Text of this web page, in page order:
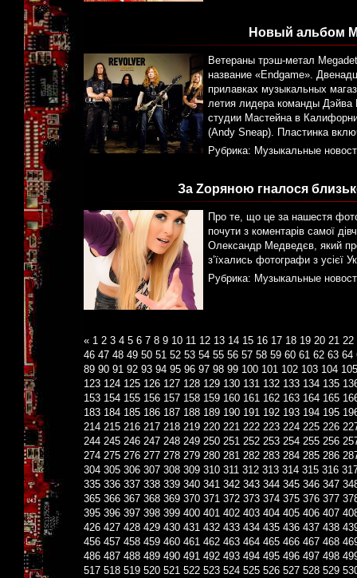
Новый альбом
Ветераны трэш-метал
название «Endgame».
прилавках музыкальных
летия лидера команды Дэйва
студии Мастейна в
(Andy Sneap). Пластинка
Рубрика: Музыкальные
За Zоряною гналося
Про те, що це за нашестя
почути з коментарів самої
Олександр Медведєв, який
з’їхались фотографи з усієї
Рубрика: Музыкальные
« 1 2 3 4 5 6 7 8 9 10 11 12 13 14 15 16 17 18 19 20 21 22
46 47 48 49 50 51 52 53 54 55 56 57 58 59 60 61 62 63 64
89 90 91 92 93 94 95 96 97 98 99 100 101 102 103 104 105
123 124 125 126 127 128 129 130 131 132 133 134 135
153 154 155 156 157 158 159 160 161 162 163 164 165
183 184 185 186 187 188 189 190 191 192 193 194 195
214 215 216 217 218 219 220 221 222 223 224 225 226
244 245 246 247 248 249 250 251 252 253 254 255 256
274 275 276 277 278 279 280 281 282 283 284 285 286
304 305 306 307 308 309 310 311 312 313 314 315 316
335 336 337 338 339 340 341 342 343 344 345 346 347
365 366 367 368 369 370 371 372 373 374 375 376 377
395 396 397 398 399 400 401 402 403 404 405 406 407
426 427 428 429 430 431 432 433 434 435 436 437 438
456 457 458 459 460 461 462 463 464 465 466 467 468
486 487 488 489 490 491 492 493 494 495 496 497 498
517 518 519 520 521 522 523 524 525 526 527 528 529